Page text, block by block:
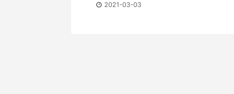
2021-03-03